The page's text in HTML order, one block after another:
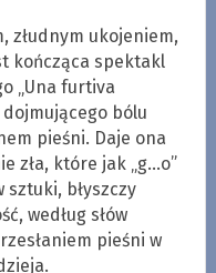
złudnym ukojeniem,
kończąca spektakl
„Una furtiva
bólu
pieśni. Daje ona
zła, które jak „g…o”
sztuki, błyszczy
według słów
pieśni w